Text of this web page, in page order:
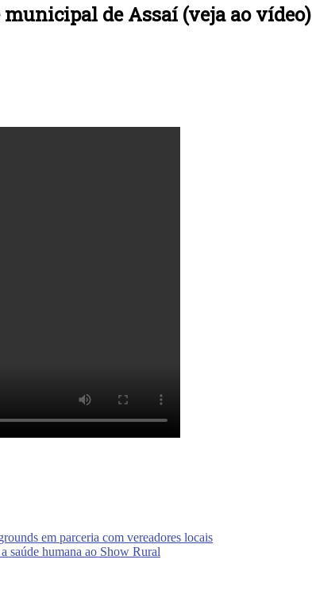
de Assaí (veja ao vídeo)
em parceria com vereadores locais
saúde humana ao Show Rural